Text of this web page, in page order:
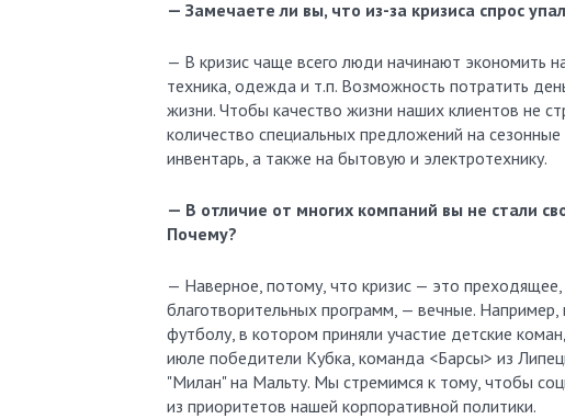
— Замечаете ли вы, что из-за кризиса спрос
— В кризис чаще всего люди начинают экономить
техника, одежда и т.п. Возможность потратить
жизни. Чтобы качество жизни наших клиентов не
количество специальных предложений на
инвентарь, а также на бытовую и электротехнику.
— В отличие от многих компаний вы не стали
Почему?
— Наверное, потому, что кризис — это
благотворительных программ, — вечные.
футболу, в котором приняли участие детские
июле победители Кубка, команда <Барсы> из
"Милан" на Мальту. Мы стремимся к тому, чтобы
из приоритетов нашей корпоративной политики.